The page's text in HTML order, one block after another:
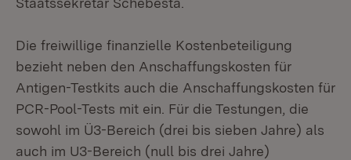
Die freiwillige finanzielle Kostenbeteiligung
bezieht neben den Anschaffungskosten für
Antigen-Testkits auch die Anschaffungskosten für
PCR-Pool-Tests mit ein. Für die Testungen, die
sowohl im Ü3-Bereich (drei bis sieben Jahre) als
auch im U3-Bereich (null bis drei Jahre)